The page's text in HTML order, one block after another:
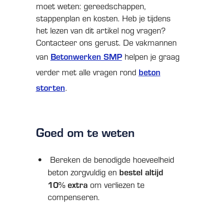
moet weten: gereedschappen,
stappenplan en kosten. Heb je tijdens
het lezen van dit artikel nog vragen?
Contacteer ons gerust. De vakmannen
van Betonwerken SMPhelpen je graag
verder met alle vragen rond beton
storten.
Goed om te weten
Bereken de benodigde hoeveelheid
beton zorgvuldig en bestel altijd
10% extraom verliezen te
compenseren.